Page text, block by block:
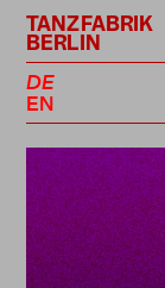
TANZFABRIK
BERLIN
DE
EN